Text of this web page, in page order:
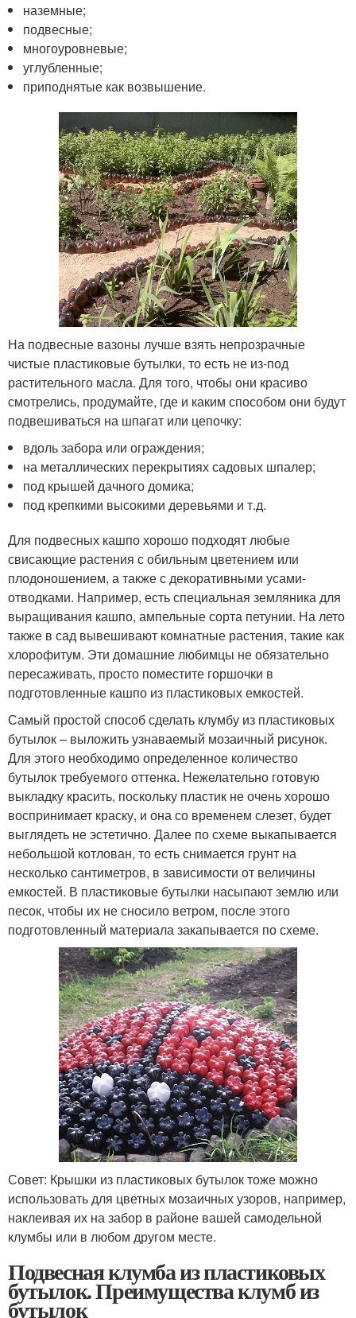
наземные;
подвесные;
многоуровневые;
углубленные;
приподнятые как возвышение.
На подвесные вазоны лучше взять непрозрачные
чистые пластиковые бутылки, то есть не из-под
растительного масла. Для того, чтобы они красиво
смотрелись, продумайте, где и каким способом они будут
подвешиваться на шпагат или цепочку:
вдоль забора или ограждения;
на металлических перекрытиях садовых шпалер;
под крышей дачного домика;
под крепкими высокими деревьями и т.д.
Для подвесных кашпо хорошо подходят любые
свисающие растения с обильным цветением или
плодоношением, а также с декоративными усами-
отводками. Например, есть специальная земляника для
выращивания кашпо, ампельные сорта петунии. На лето
также в сад вывешивают комнатные растения, такие как
хлорофитум. Эти домашние любимцы не обязательно
пересаживать, просто поместите горшочки в
подготовленные кашпо из пластиковых емкостей.
Самый простой способ сделать клумбу из пластиковых
бутылок – выложить узнаваемый мозаичный рисунок.
Для этого необходимо определенное количество
бутылок требуемого оттенка. Нежелательно готовую
выкладку красить, поскольку пластик не очень хорошо
воспринимает краску, и она со временем слезет, будет
выглядеть не эстетично. Далее по схеме выкапывается
небольшой котлован, то есть снимается грунт на
несколько сантиметров, в зависимости от величины
емкостей. В пластиковые бутылки насыпают землю или
песок, чтобы их не сносило ветром, после этого
подготовленный материала закапывается по схеме.
Совет: Крышки из пластиковых бутылок тоже можно
использовать для цветных мозаичных узоров, например,
наклеивая их на забор в районе вашей самодельной
клумбы или в любом другом месте.
Подвесная клумба из пластиковых
бутылок. Преимущества клумб из
бутылок